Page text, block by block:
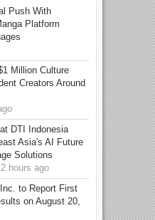
Push With
Platform
Million Culture
Creators Around
DTI Indonesia
Asia's AI Future
Solutions
hours ago
to Report First
on August 20,